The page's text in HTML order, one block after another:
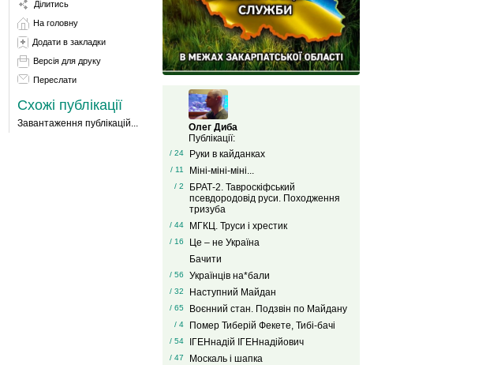
Ділитись
На головну
Додати в закладки
Версія для друку
Переслати
Схожі публікації
Завантаження публікацій...
Олег Диба
Публікації:
/ 24 Руки в кайданках
/ 11 Міні-міні-міні...
/ 2
БРАТ-2. Тавроскіфський
псевдородовід руси. Походження
тризуба
/ 44 МГКЦ. Труси і хрестик
/ 16
Це – не Україна
Бачити
/ 56 Українців на*бали
/ 32 Наступний Майдан
/ 65 Воєнний стан. Подзвін по Майдану
/ 4 Помер Тиберій Фекете, Тибі-бачі
/ 54 ІГЕНнадій ІГЕНнадійович
/ 47 Москаль і шапка